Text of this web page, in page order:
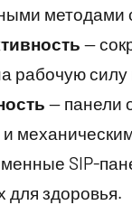
методами
—
рабочую
— панели
SIP-
для здоровья.